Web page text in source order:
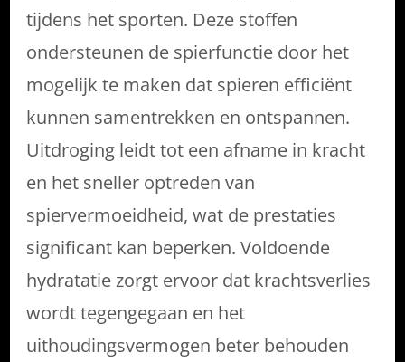
tijdens het sporten. Deze stoffen
ondersteunen de spierfunctie door het
mogelijk te maken dat spieren efficiënt
kunnen samentrekken en ontspannen.
Uitdroging leidt tot een afname in kracht
en het sneller optreden van
spiervermoeidheid, wat de prestaties
significant kan beperken. Voldoende
hydratatie zorgt ervoor dat krachtsverlies
wordt tegengegaan en het
uithoudingsvermogen beter behouden